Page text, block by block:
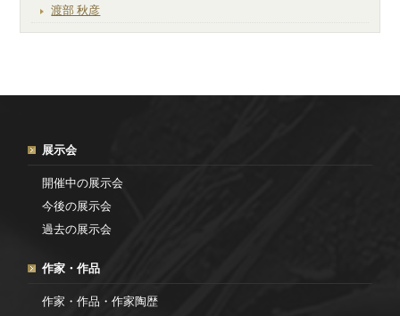
渡部 秋彦
展示会
開催中の展示会
今後の展示会
過去の展示会
作家・作品
作家・作品・作家陶歴